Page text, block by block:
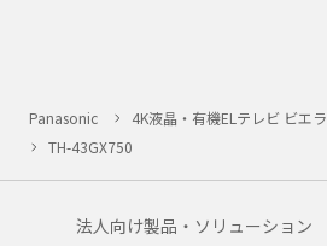
Panasonic 4K液晶・有機ELテレビ ビエラ
TH-43GX750
法人向け製品・ソリューション